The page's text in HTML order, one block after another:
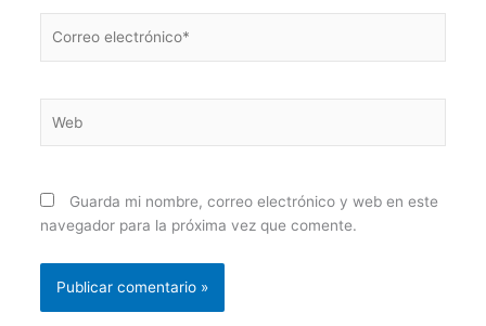
electrónico*
Guarda mi nombre, correo electrónico y web en este
navegador para la próxima vez que comente.